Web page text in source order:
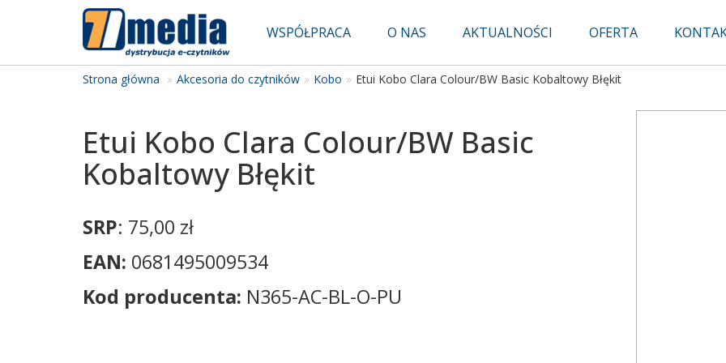
WSPÓŁPRACA O NAS AKTUALNOŚCI OFERTA
Strona główna Akcesoria do czytników Kobo Etui Kobo Clara Colour/BW Basic Kobaltowy Błękit
Etui Kobo Clara Colour/BW Basic
Kobaltowy Błękit
SRP: 75,00 zł
EAN: 0681495009534
Kod producenta: N365-AC-BL-O-PU